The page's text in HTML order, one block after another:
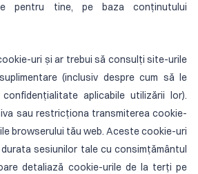
pentru tine, pe baza conținutului
uri și ar trebui să consulți site-urile
(inclusiv despre cum să le
aplicabile utilizării lor).
sau restricționa transmiterea cookie-
browserului tău web. Aceste cookie-uri
sesiunilor tale cu consimțământul
detaliază cookie-urile de la terți pe